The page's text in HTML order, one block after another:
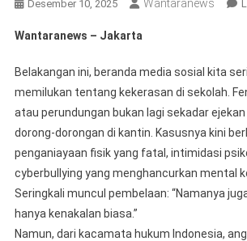
Desember 10, 2025 Wantaranews
Wantaranews – Jakarta
​Belakangan ini, beranda media sosial kita
memilukan tentang kekerasan di sekolah.
atau perundungan bukan lagi sekadar ejekan
dorong-dorongan di kantin. Kasusnya kini
penganiayaan fisik yang fatal, intimidasi
cyberbullying yang menghancurkan mental
​Seringkali muncul pembelaan: “Namanya
hanya kenakalan biasa.”
​Namun, dari kacamata hukum Indonesia,